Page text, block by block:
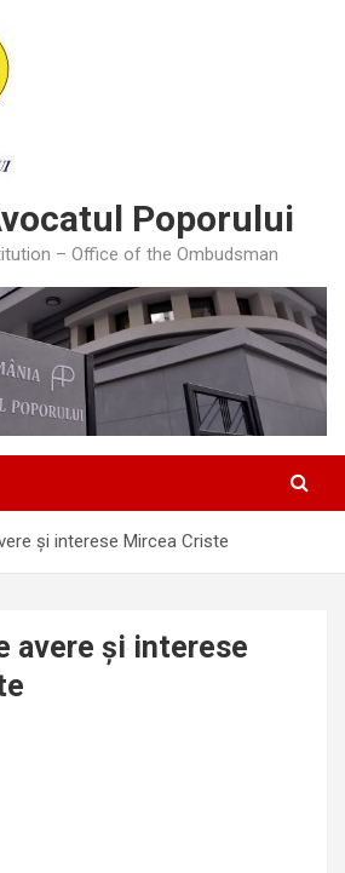
de unelte
Poporului
– Office of the Ombudsman
și interese Mircea Criste
avere și interese